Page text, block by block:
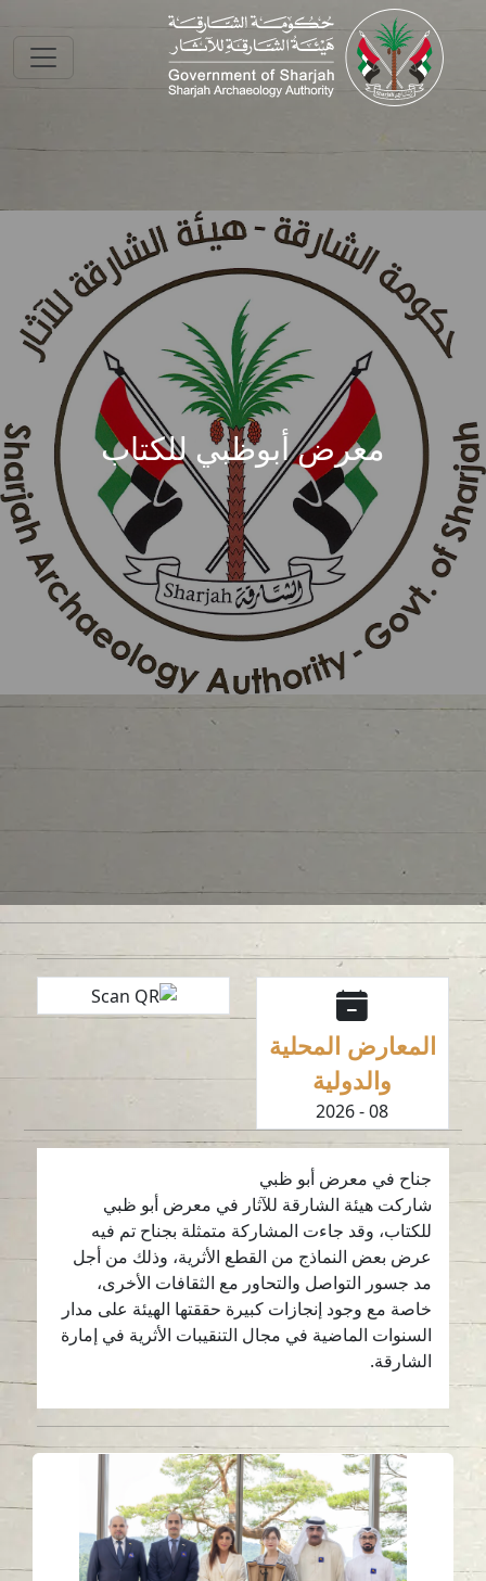
Skip to main
معرض أبوظبي للكتاب
المعارض المحلية
والدولية
08 - 2026
جناح في معرض أبو ظبي
شاركت هيئة الشارقة للآثار في معرض أبو ظبي
للكتاب، وقد جاءت المشاركة متمثلة بجناح تم فيه
عرض بعض النماذج من القطع الأثرية، وذلك من أجل
مد جسور التواصل والتحاور مع الثقافات الأخرى،
خاصة مع وجود إنجازات كبيرة حققتها الهيئة على مدار
السنوات الماضية في مجال التنقيبات الأثرية في إمارة
الشارقة.